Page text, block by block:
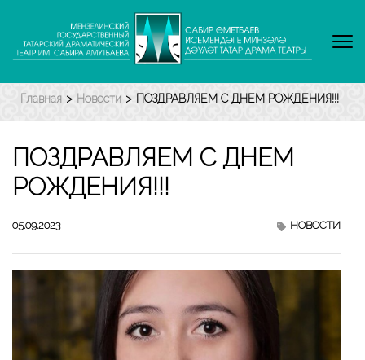
содержимому
Enter)
Главная > Новости > ПОЗДРАВЛЯЕМ С ДНЕМ РОЖДЕНИЯ!!!
ПОЗДРАВЛЯЕМ С ДНЕМ
РОЖДЕНИЯ!!!
05.09.2023 НОВОСТИ